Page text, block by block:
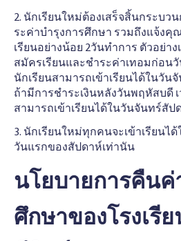
2. นักเรียนใหม่ต้องเสร็จสิ้นกระบว
ระค่าบํารุงการศึกษา รวมถึงแจ้งคุ
เรียนอย่างน้อย 2วันทําการ ตัวอย่า
สมัครเรียนและชําระค่าเทอมก่อนวั
นักเรียนสามารถเข้าเรียนได้ในวัน
ถ้ามีการชําระเงินหลังวันพฤหัสบดี เ
สามารถเข้าเรียนได้ในวันจันทร์สัป
3. นักเรียนใหม่ทุกคนจะเข้าเรียนไ
วันแรกของสัปดาห์เท่านัน
นโยบายการคืนค่
ศึกษาของโรงเรี